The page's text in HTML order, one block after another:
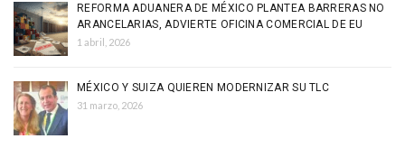
REFORMA ADUANERA DE MÉXICO PLANTEA BARRERAS NO
ARANCELARIAS, ADVIERTE OFICINA COMERCIAL DE EU
1 abril, 2026
MÉXICO Y SUIZA QUIEREN MODERNIZAR SU TLC
31 marzo, 2026